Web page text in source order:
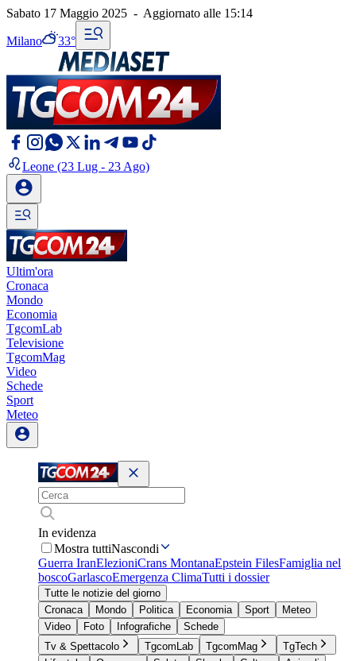
Sabato 17 Maggio 2025 - Aggiornato alle 15:14
Milano 33°
Leone (23 Lug - 23 Ago)
Ultim'ora
Cronaca
Mondo
Economia
TgcomLab
Televisione
TgcomMag
Video
Schede
Sport
Meteo
In evidenza
Mostra tuttiNascondi
Guerra IranElezioniCrans MontanaEpstein FilesFamiglia nel
boscoGarlascoEmergenza ClimaTutti i dossier
Tutte le notizie del giorno
Cronaca
Mondo Politica Economia Sport
Meteo
Video
Foto Infografiche
Schede
Tv & Spettacolo
TgcomLab TgcomMag
TgTech